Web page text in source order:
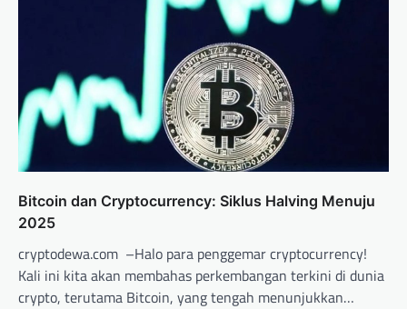
Bitcoin dan Cryptocurrency: Siklus Halving Menuju
2025
cryptodewa.com –Halo para penggemar cryptocurrency!
Kali ini kita akan membahas perkembangan terkini di dunia
crypto, terutama Bitcoin, yang tengah menunjukkan…